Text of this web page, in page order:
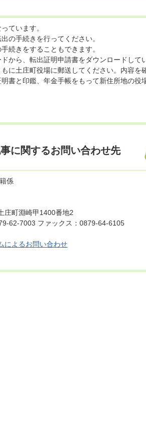
ています。
の手続きを行ってください。
続きをすることもできます。
から、転出証明申請書をダウンロードして
に土庄町役場に郵送してください。内容を
書と印鑑、年金手帳をもって新住所地の役
に関するお問い合わせ先
係
庄町淵崎甲1400番地2
62-7003 ファックス：0879-64-6105
によるお問い合わせ